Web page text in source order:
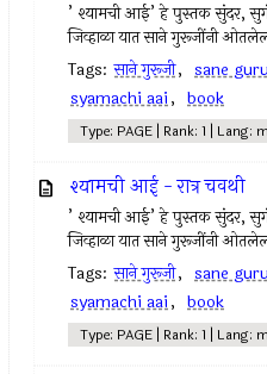
’ श्यामची आई’ हे पुस्तक सुंदर,
जिव्हाळा यात साने गुरूजींनी
Tags: साने गुरूजी, sane
syamachi aai, book
Type: PAGE | Rank: 1 | Lang:
श्यामची आई - रात्र चवथी
’ श्यामची आई’ हे पुस्तक सुंदर,
जिव्हाळा यात साने गुरूजींनी
Tags: साने गुरूजी, sane
syamachi aai, book
Type: PAGE | Rank: 1 | Lang: